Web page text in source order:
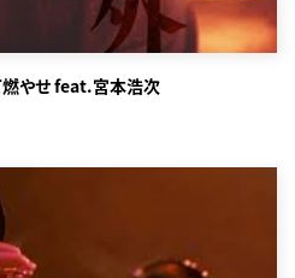
燃やせ feat.宮本浩次